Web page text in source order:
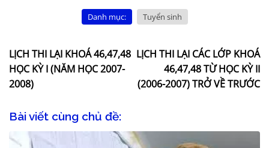
Danh mục: Tuyển sinh
LỊCH THI LẠI KHOÁ 46,47,48
HỌC KỲ I (NĂM HỌC 2007-
2008)
LỊCH THI LẠI CÁC LỚP KHOÁ
46,47,48 TỪ HỌC KỲ II
(2006-2007) TRỞ VỀ TRƯỚC
Bài viết cùng chủ đề: